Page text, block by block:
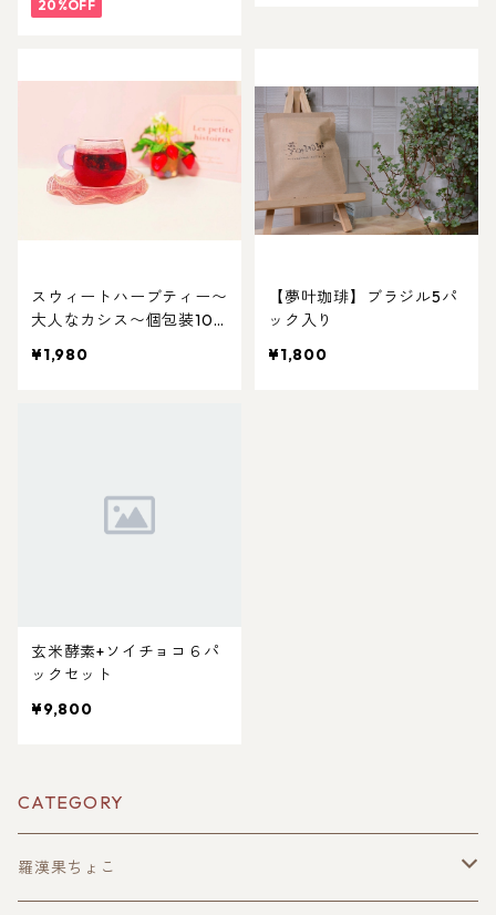
20%OFF
スウィートハーブティー〜
大人なカシス〜個包装10
¥1,980
【夢叶珈琲】ブラジル5パ
ック入り
¥1,800
玄米酵素+ソイチョコ６パ
ックセット
¥9,800
CATEGORY
羅漢果ちょこ